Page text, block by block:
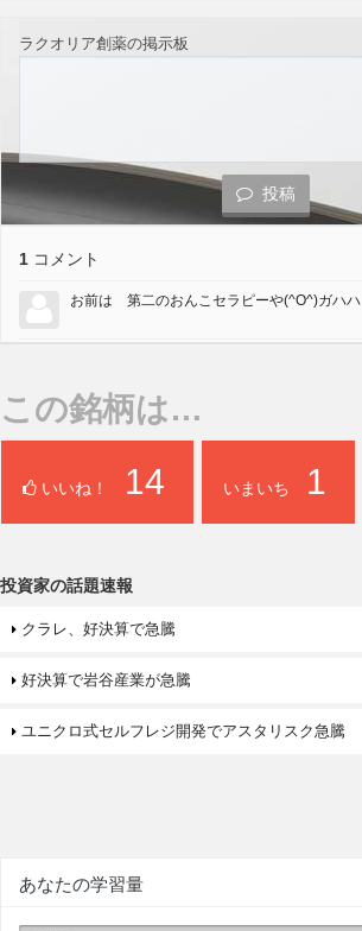
ラクオリア創薬の掲示板
投稿
1 コメント
お前は 第二のおんこセラピーや(^O^)ガハハ
この銘柄は…
いいね！ 14 いまいち 1
投資家の話題速報
クラレ、好決算で急騰
好決算で岩谷産業が急騰
ユニクロ式セルフレジ開発でアスタリスク急騰
あなたの学習量